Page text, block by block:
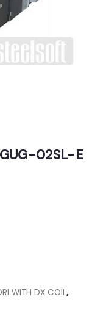
GUG-02SL-E
WITH DX COIL,